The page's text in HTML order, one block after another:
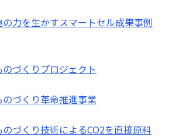
力を生かすスマートセル成果事例
づくりプロジェクト
づくり革命推進事業
づくり技術によるCO2を直接原料